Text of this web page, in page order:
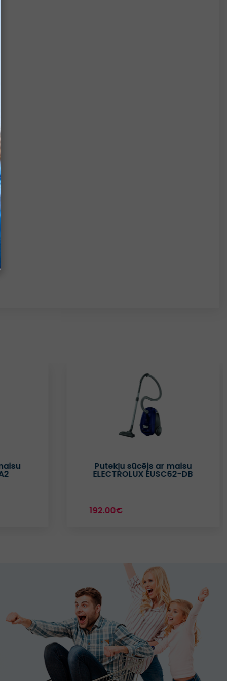
Putekļu sūcējs ar maisu
ELECTROLUX EUSC62-DB
192.00€